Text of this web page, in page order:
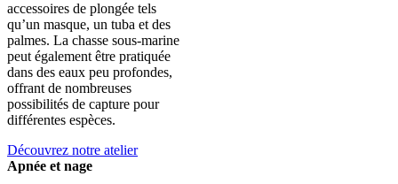
accessoires de plongée tels
qu’un masque, un tuba et des
palmes. La chasse sous-marine
peut également être pratiquée
dans des eaux peu profondes,
offrant de nombreuses
possibilités de capture pour
différentes espèces.
Découvrez notre atelier
Apnée et nage